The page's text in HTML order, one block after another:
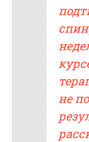
не